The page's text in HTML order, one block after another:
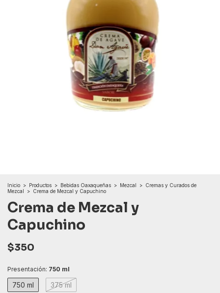
Inicio > Productos > Bebidas Oaxaqueñas > Mezcal > Cremas y Curados de
Mezcal
> Crema de Mezcal y Capuchino
Crema de Mezcal y
Capuchino
$350
Presentación: 750 ml
750 ml 375 ml